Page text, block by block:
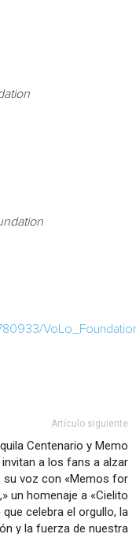
Artículo siguiente
Centenario y Memo
invitan a los fans a alzar
su voz con «Memos for
un homenaje a «Cielito
que celebra el orgullo, la
y la fuerza de nuestra